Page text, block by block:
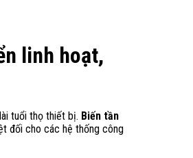
linh hoạt,
tuổi thọ thiết bị. Biến tần
đối cho các hệ thống công